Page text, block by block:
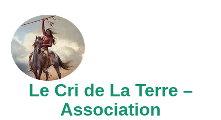
Le Cri de La Terre –
Association